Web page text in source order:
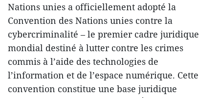
Nations unies a officiellement adopté la
Convention des Nations unies contre la
cybercriminalité – le premier cadre juridique
mondial destiné à lutter contre les crimes
commis à l’aide des technologies de
l’information et de l’espace numérique. Cette
convention constitue une base juridique